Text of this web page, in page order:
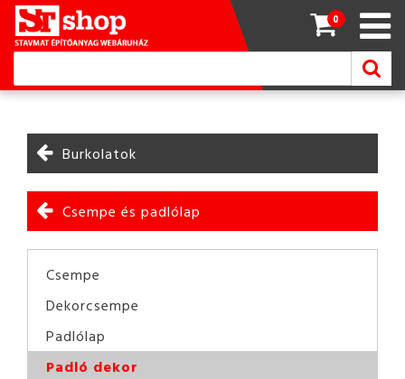
0
Burkolatok
Csempe és padlólap
Csempe
Dekorcsempe
Padlólap
Padló dekor